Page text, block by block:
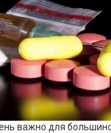
важно для